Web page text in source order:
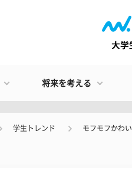
将来を考える
学生トレンド モフモフかわ